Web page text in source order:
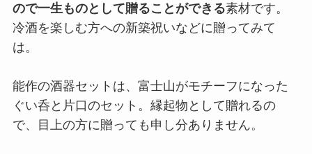
ので一生ものとして贈ることができる素材です。
冷酒を楽しむ方への新築祝いなどに贈ってみて
は。
能作の酒器セットは、富士山がモチーフになった
ぐい呑と片口のセット。縁起物として贈れるの
で、目上の方に贈っても申し分ありません。